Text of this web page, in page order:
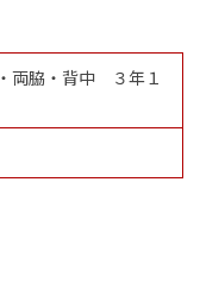
両脇・背中 ３年１